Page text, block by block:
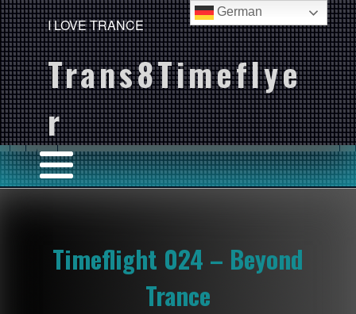
I LOVE TRANCE
Trans8Timeflye
r
Timeflight 024 – Beyond
Trance
German